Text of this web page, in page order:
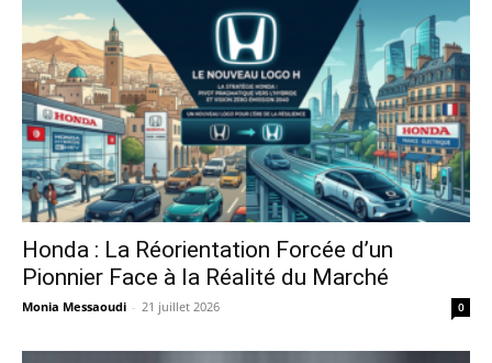
Honda : La Réorientation Forcée d’un
Pionnier Face à la Réalité du Marché
Monia Messaoudi - 21 juillet 2026 0